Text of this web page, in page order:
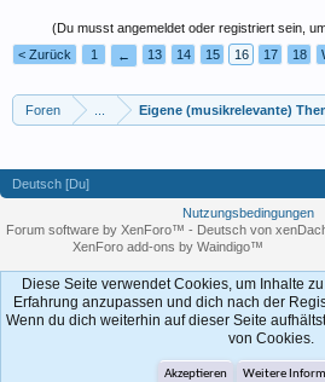
(Du musst angemeldet oder registriert sein,
< Zurück
1 ← 13 14 15 16 17 18
Foren Eigene (musikrelevante)
Deutsch [Du]
Nutzungsbedingungen
Forum software by XenForo™ - Deutsch von
XenForo add-ons by Waindigo™
Diese Seite verwendet Cookies, um Inhalte
Erfahrung anzupassen und dich nach der
Wenn du dich weiterhin auf dieser Seite
von Cookies.
Akzeptieren Weitere